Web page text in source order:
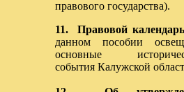
правового государства).
11. Правовой
данном пособии
основные
события Калужской